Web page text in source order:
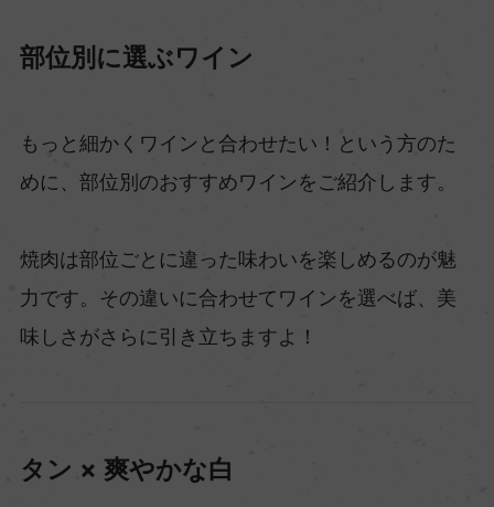
部位別に選ぶワイン
もっと細かくワインと合わせたい！という方のた
めに、部位別のおすすめワインをご紹介します。
焼肉は部位ごとに違った味わいを楽しめるのが魅
力です。その違いに合わせてワインを選べば、美
味しさがさらに引き立ちますよ！
タン × 爽やかな白